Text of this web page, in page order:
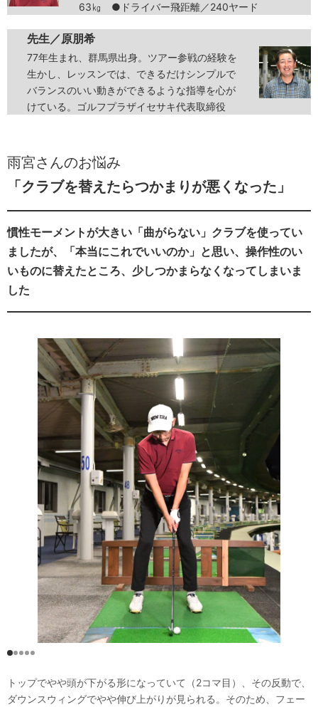
63㎏ ●ドライバー飛距離／240ヤード
先生／原朋希
77年生まれ、群馬県出身。ツアー参戦の経験を
生かし、レッスンでは、できるだけシンプルで
バランスのいい動きができるような指導を心が
けている。ゴルフプラザイセサキ代表取締役
雨宮さんのお悩み
「クラブを替えたらつかまりが悪くなった」
慣性モーメントが大きい「曲がらない」クラブを使ってい
ましたが、「本当にこれでいいのか」と思い、操作性のい
いものに替えたところ、少しつかまらなくなってしまいま
した
トップでやや頭が下がる形になっていて（2コマ目）、その反動で、
ダウンスウィングでやや伸び上がりが見られる。そのため、フェー